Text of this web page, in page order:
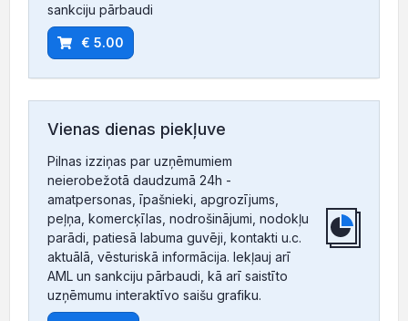
sankciju pārbaudi
€ 5.00
Vienas dienas piekļuve
Pilnas izziņas par uzņēmumiem
neierobežotā daudzumā 24h -
amatpersonas, īpašnieki, apgrozījums,
peļņa, komercķīlas, nodrošinājumi, nodokļu
parādi, patiesā labuma guvēji, kontakti u.c.
aktuālā, vēsturiskā informācija. Iekļauj arī
AML un sankciju pārbaudi, kā arī saistīto
uzņēmumu interaktīvo saišu grafiku.